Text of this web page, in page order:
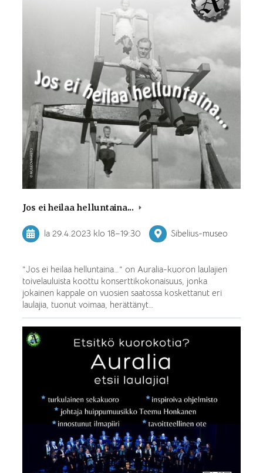
Jos ei heilaa helluntaina...
la 29.4.2023 klo 18–19:30 Sibelius-museo
”Jos ei heilaa helluntaina…” on Auralia-kuoron laulajien
toivelauluista koottu konserttikokonaisuus, jonka
jokainen kappale on vuosien saatossa koskettanut eri
laulajia, tuonut voimaa, herättänyt…